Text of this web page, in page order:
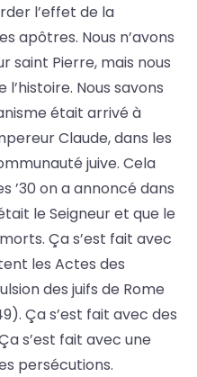
l’effet de la
apôtres. Nous n’avons
saint Pierre, mais nous
Nous savons
était arrivé à
Claude, dans les
juive. Cela
’30 on a annoncé dans
le Seigneur et que le
Ça s’est fait avec
les Actes des
des juifs de Rome
Ça s’est fait avec des
s’est fait avec une
persécutions.